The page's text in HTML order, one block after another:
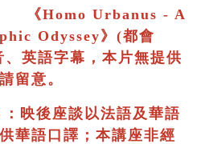
《Homo Urbanus - A
Odyssey》(都會
、英語字幕，本片無提供
留意。
映後座談以法語及華語
華語口譯； 本講座非經